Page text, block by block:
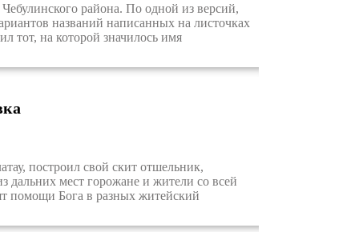
района. По одной из версий,
названий написанных на листочках
тот, на которой значилось имя
построил свой скит отшельник,
дальних мест горожане и жители со всей
помощи Бога в разных житейский